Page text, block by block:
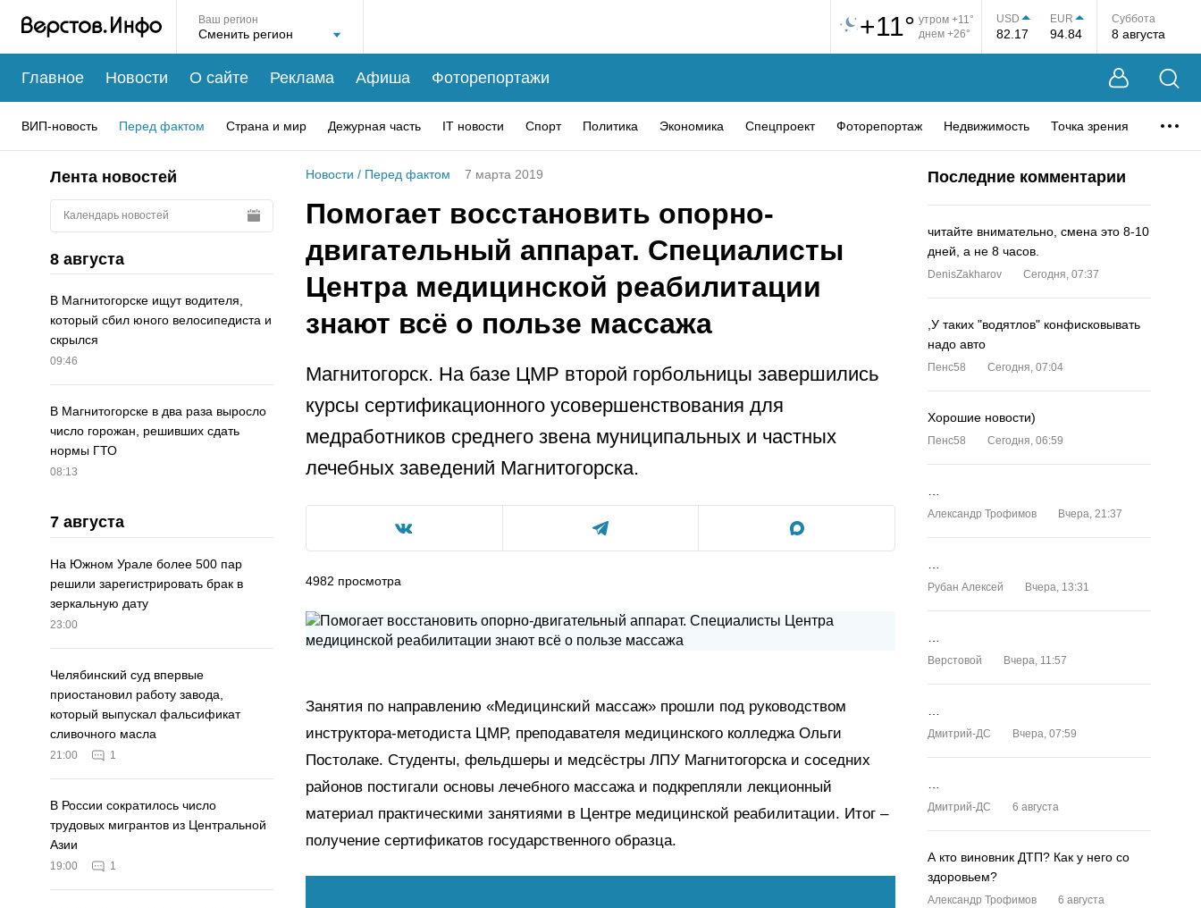
Ваш регион +11° утром +11°
днем +26°
USD
82.17
EUR
94.84
Суббота
8 августа
Главное Новости О сайте Реклама Афиша Фоторепортажи
ВИП-новость Перед фактом Страна и мир Дежурная часть IT новости Спорт Политика Экономика Спецпроект Фоторепортаж Недвижимость Точка зрения
Лента новостей
Календарь новостей
8 августа
В Магнитогорске ищут водителя,
который сбил юного велосипедиста и
скрылся
09:46
В Магнитогорске в два раза выросло
число горожан, решивших сдать
нормы ГТО
08:13
7 августа
На Южном Урале более 500 пар
решили зарегистрировать брак в
зеркальную дату
23:00
Челябинский суд впервые
приостановил работу завода,
который выпускал фальсификат
сливочного масла
21:00 1
В России сократилось число
трудовых мигрантов из Центральной
Азии
19:00 1
Новости / Перед фактом 7 марта 2019
Помогает восстановить опорно-
двигательный аппарат. Специалисты
Центра медицинской реабилитации
знают всё о пользе массажа
Магнитогорск. На базе ЦМР второй горбольницы завершились
курсы сертификационного усовершенствования для
медработников среднего звена муниципальных и частных
лечебных заведений Магнитогорска.
4982 просмотра
Занятия по направлению «Медицинский массаж» прошли под руководством
инструктора-методиста ЦМР, преподавателя медицинского колледжа Ольги
Постолаке. Студенты, фельдшеры и медсёстры ЛПУ Магнитогорска и соседних
районов постигали основы лечебного массажа и подкрепляли лекционный
материал практическими занятиями в Центре медицинской реабилитации. Итог –
получение сертификатов государственного образца.
Последние комментарии
читайте внимательно, смена это 8-10
дней, а не 8 часов.
DenisZakharov Сегодня, 07:37
,У таких "водятлов" конфисковывать
надо авто
Пенс58 Сегодня, 07:04
Хорошие новости)
Пенс58 Сегодня, 06:59
Александр Трофимов Вчера, 21:37
Рубан Алексей Вчера, 13:31
Верстовой Вчера, 11:57
Дмитрий-ДС Вчера, 07:59
Дмитрий-ДС 6 августа
А кто виновник ДТП? Как у него со
здоровьем?
Александр Трофимов 6 августа